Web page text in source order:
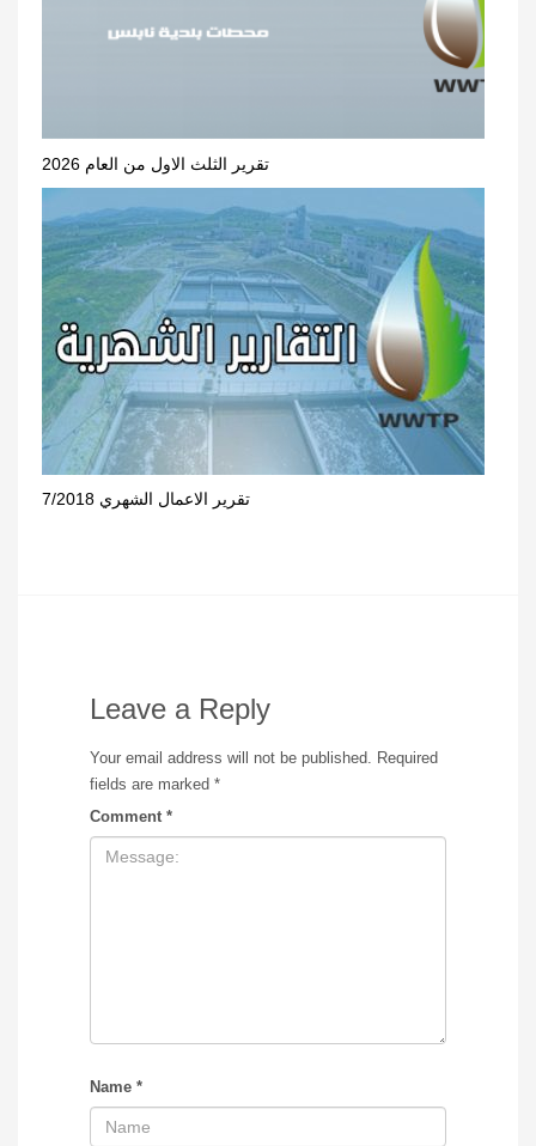
تقرير الثلث الاول من العام 2026
تقرير الاعمال الشهري 7/2018
Leave a Reply
Your email address will not be published. Required
fields are marked *
Comment *
Name *